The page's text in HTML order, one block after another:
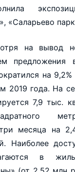
«Саларьево
на вывод
предложения
на
2019 года. На
7,9 тыс.
месяца на
Наиболее
в